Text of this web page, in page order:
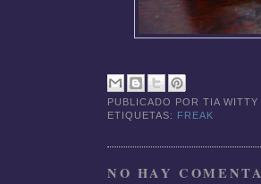
PUBLICADO PORTIA WITTY
ETIQUETAS: FREAK
NO HAY